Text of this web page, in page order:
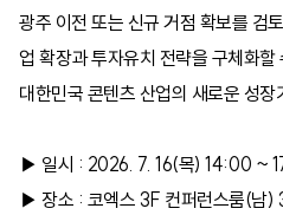
광주 이전 또는 신규 거점 확보를 검
업 확장과 투자유치 전략을 구체화할
대한민국 콘텐츠 산업의 새로운 성
▶ 일시 : 2026. 7. 16(목) 14:00 ~
▶ 장소 : 코엑스 3F 컨퍼런스룸(남)